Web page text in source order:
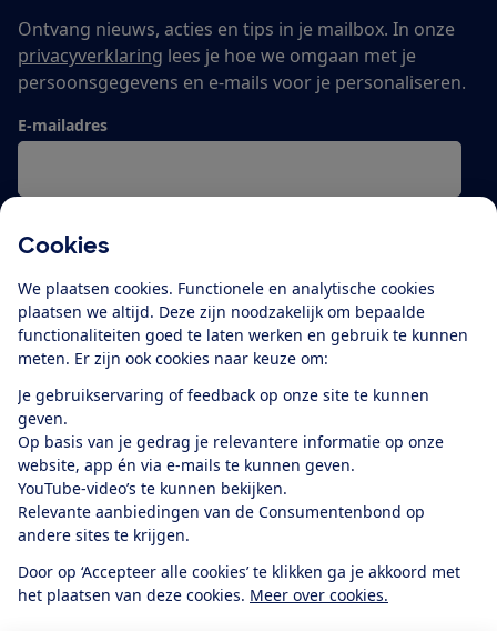
Cookies
We plaatsen cookies. Functionele en analytische cookies
plaatsen we altijd. Deze zijn noodzakelijk om bepaalde
functionaliteiten goed te laten werken en gebruik te kunnen
meten. Er zijn ook cookies naar keuze om:
Je gebruikservaring of feedback op onze site te kunnen
geven.
Op basis van je gedrag je relevantere informatie op onze
website, app én via e-mails te kunnen geven.
YouTube-video’s te kunnen bekijken.
Relevante aanbiedingen van de Consumentenbond op
andere sites te krijgen.
Door op ‘Accepteer alle cookies’ te klikken ga je akkoord met
het plaatsen van deze cookies. Meer over cookies.
Ontvang nieuws, acties en tips in je mailbox. In onze
privacyverklaring lees je hoe we omgaan met je
persoonsgegevens en e-mails voor je personaliseren.
E-mailadres
Ik meld me aan
Service & Contact
Over ons
Doe mee
Boeken & Bladen
Download de app